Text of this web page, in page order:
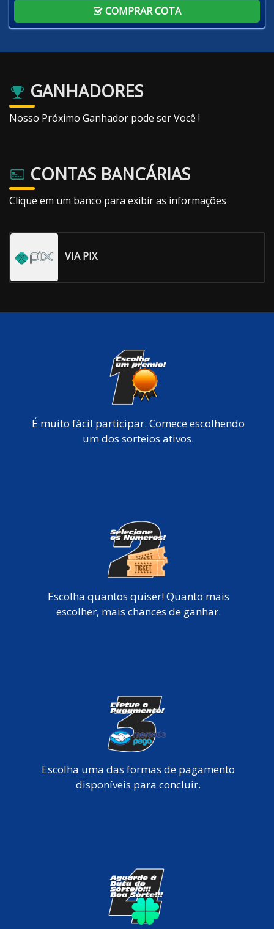
COMPRAR COTA
GANHADORES
Nosso Próximo Ganhador pode ser Você !
CONTAS BANCÁRIAS
Clique em um banco para exibir as informações
VIA PIX
É muito fácil participar. Comece escolhendo
um dos sorteios ativos.
Escolha quantos quiser! Quanto mais
escolher, mais chances de ganhar.
Escolha uma das formas de pagamento
disponíveis para concluir.